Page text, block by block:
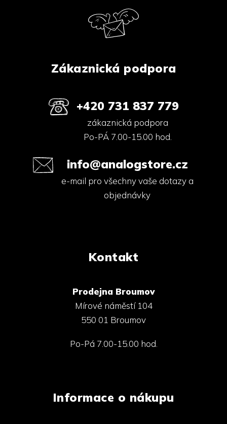
Zákaznická podpora
+420 731 837 779
zákaznická podpora
Po-PÁ 7.00-15.00 hod.
info@analogstore.cz
e-mail pro všechny vaše dotazy a
objednávky
Kontakt
Prodejna Broumov
Mírové náměstí 104
550 01 Broumov
Po-Pá 7.00-15.00 hod.
Informace o nákupu